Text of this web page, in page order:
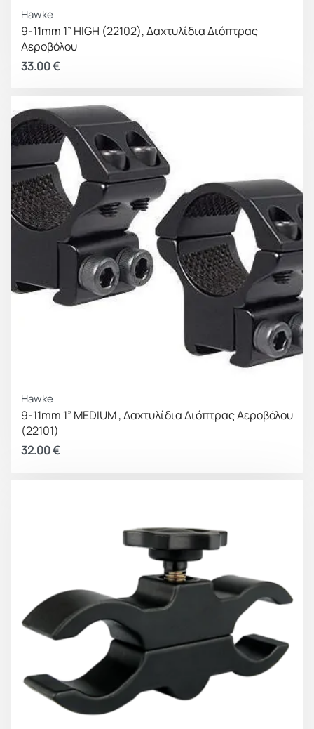
Hawke
9-11mm 1” HIGH (22102), Δαχτυλίδια Διόπτρας
Αεροβόλου
33.00€
Hawke
9-11mm 1” MEDIUM , Δαχτυλίδια Διόπτρας Αεροβόλου
(22101)
32.00€